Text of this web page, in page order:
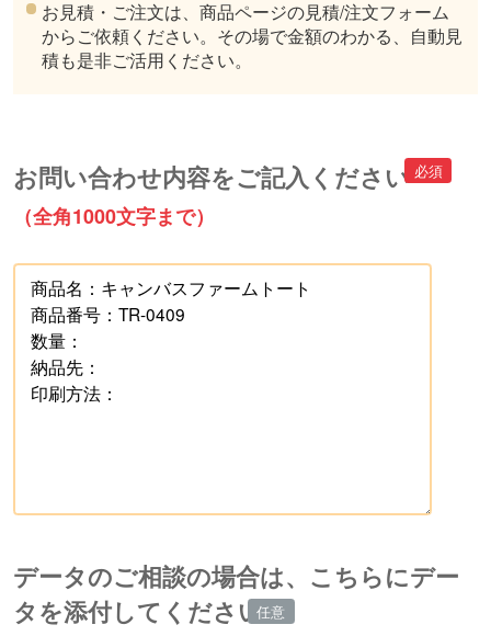
お見積・ご注文は、商品ページの見積/注文フォーム
からご依頼ください。その場で金額のわかる、自動見
積も是非ご活用ください。
お問い合わせ内容をご記入ください
（全角1000文字まで）
データのご相談の場合は、こちらにデー
タを添付してください